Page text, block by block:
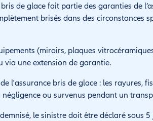
bris de glace fait partie des garanties de
brisés dans des circonstances
(miroirs, plaques
via une extension de garantie.
l'assurance bris de glace : les rayures,
négligence ou survenus pendant un
le sinistre doit être déclaré sous